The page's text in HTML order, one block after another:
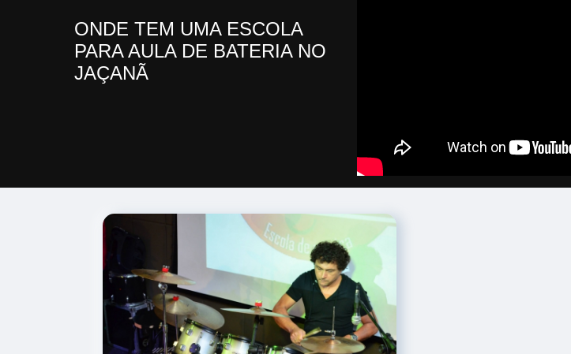
ONDE TEM UMA ESCOLA
PARA AULA DE BATERIA NO
JAÇANÃ